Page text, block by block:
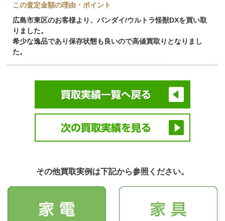
この査定金額の理由・ポイント
広島市東区のお客様より、バンダイ/ウルトラ怪獣DXを買い取
りました。
希少な逸品であり保存状態も良いので高値買取りとなりまし
た。
その他買取実例は下記から参照ください。